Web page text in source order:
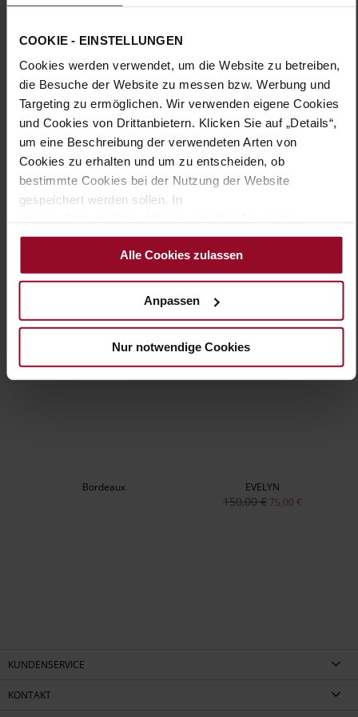
COOKIE - EINSTELLUNGEN
Cookies werden verwendet, um die Website zu betreiben,
die Besuche der Website zu messen bzw. Werbung und
Targeting zu ermöglichen. Wir verwenden eigene Cookies
und Cookies von Drittanbietern. Klicken Sie auf „Details“,
um eine Beschreibung der verwendeten Arten von
Cookies zu erhalten und um zu entscheiden, ob
bestimmte Cookies bei der Nutzung der Website
gespeichert werden sollen. In
Informationen.
Alle Cookies zulassen
Anpassen
Nur notwendige Cookies
G – wide (comfort fit)
(LEATHER WORKING GROUP zertifiziert)
Herausnehmbare Sohle
Kein Verschluss
Nein
10
flach
synthetisches Textil in Form gestrickt
Blue (3200)
Das könnte Ihnen auch gefallen
Bordeaux EVELYN
150,00 € 75,00 €
KUNDENSERVICE
KONTAKT